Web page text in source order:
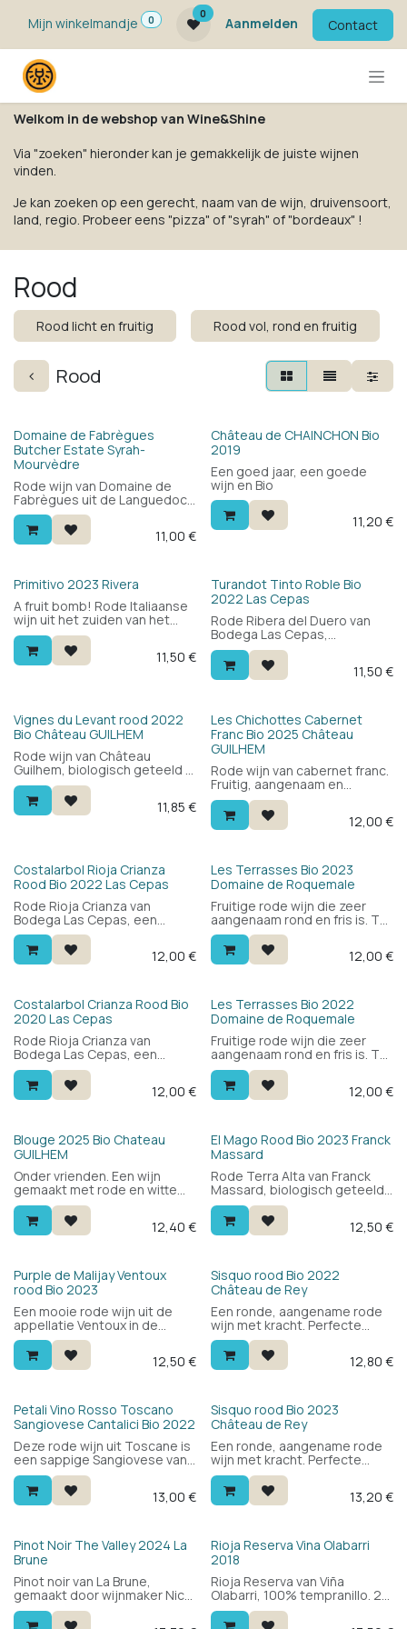
Mijn winkelmandje
0
0
Aanmelden Contact
Welkom in de webshop van Wine&Shine
Via "zoeken" hieronder kan je gemakkelijk de juiste wijnen
vinden.
Je kan zoeken op een gerecht, naam van de wijn, druivensoort,
land, regio. Probeer eens "pizza" of "syrah" of "bordeaux" !
Rood
Rood licht en fruitig Rood vol, rond en fruitig
Rood
Domaine de Fabrègues
Butcher Estate Syrah-
Mourvèdre
Rode wijn van Domaine de
Fabrègues uit de Languedoc.
Blend van syrah en
mourvèdre: krachtig en
fluweelzacht met zwart fruit,
geselecteerd bij rund — maar
lekker bij alle stevige
vleesgerechten.
11,00 €
Bio
Château de CHAINCHON Bio
2019
Een goed jaar, een goede
wijn en Bio
11,20 €
Primitivo 2023 Rivera
A fruit bomb! Rode Italiaanse
wijn uit het zuiden van het
land. Rond, fruitig en krachtig.
Ideaal bij de Italiaanse
gerechten met tomaten.11,50 €
Bio
Turandot Tinto Roble Bio
2022 Las Cepas
Rode Ribera del Duero van
Bodega Las Cepas,
biologisch geteeld. 100%
tempranillo, kort gerijpt op
eikenhout: fruitig en vlot
Spaanse rode wijn voor elke
gelegenheid.
11,50 €
Bio
Vignes du Levant rood 2022
Bio Château GUILHEM
Rode wijn van Château
Guilhem, biologisch geteeld in
de Languedoc. Bekroond met
90/100 RVF, gouden medaille
Mâcon 2022 en 2 sterren
bekend als "Prestige".
11,85 €
Bio
Les Chichottes Cabernet
Franc Bio 2025 Château
GUILHEM
Rode wijn van cabernet franc.
Fruitig, aangenaam en
veelzijdig. Een mooie wijn
voor elke dag die je met heel
wat gerechten kan 12,00 €
Bio
Costalarbol Rioja Crianza
Rood Bio 2022 Las Cepas
Rode Rioja Crianza van
Bodega Las Cepas, een
biologisch familiebedrijf in
Uruñuela. Blend van graciano,
garnacha en tempranillo: vol
Ideaal bij vlees, pasta en
barbecue.
12,00 €
Bio
Les Terrasses Bio 2023
Domaine de Roquemale
Fruitige rode wijn die zeer
aangenaam rond en fris is. Te
drinken bij alle gelegenheden.
12,00 €
Bio
Costalarbol Crianza Rood Bio
2020 Las Cepas
Rode Rioja Crianza van
Bodega Las Cepas, een
biologisch familiebedrijf in
Uruñuela. Blend van graciano,
garnacha en tempranillo: vol
Ideaal bij vlees, pasta en
barbecue.
12,00 €
Bio
Les Terrasses Bio 2022
Domaine de Roquemale
Fruitige rode wijn die zeer
aangenaam rond en fris is. Te
drinken bij alle gelegenheden.
12,00 €
Blouge 2025 Bio Chateau
GUILHEM
Onder vrienden. Een wijn
gemaakt met rode en witte
druiven. Lekker, licht, fruitig.
Slechts 11,5% alcohol. Je
perfecte terraswijn voor wie
12,40 €
Bio
El Mago Rood Bio 2023 Franck
Massard
Rode Terra Alta van Franck
Massard, biologisch geteeld
in Catalonië. 100% grenache:
licht en aangenaam met rood
fruit, kruiden en een frisse
finesse.
12,50 €
Bio
Purple de Malijay Ventoux
rood Bio 2023
Een mooie rode wijn uit de
appellatie Ventoux in de
Rhone vallei. Aangenaam,
warm en rond met wat
kruidigheid. Met vrienden, bij
12,50 €
Bio
Sisquo rood Bio 2022
Château de Rey
Een ronde, aangename rode
wijn met kracht. Perfecte
balans. Je kan hem drinken bij
veel verschillende gerechten.
12,80 €
Bio
Petali Vino Rosso Toscano
Sangiovese Cantalici Bio 2022
Deze rode wijn uit Toscane is
een sappige Sangiovese van
het wijndomein Cantalici,
onder de IGT Toscana-
appellatie. Rijke maar zachte
vanille, met een levendige,
sappige afdronk.
13,00 €
Bio
Sisquo rood Bio 2023
Château de Rey
Een ronde, aangename rode
wijn met kracht. Perfecte
balans. Je kan hem drinken bij
veel verschillende gerechten.
13,20 €
Pinot Noir The Valley 2024 La
Brune
Pinot noir van La Brune,
gemaakt door wijnmaker Nico
Grobler in de Elgin Valley op
350m hoogte. Licht en fris
Rioja Reserva Vina Olabarri
2018
Rioja Reserva van Viña
Olabarri, 100% tempranillo. 24
maanden op eikenhout en 12
maanden op fles: mooi fruit,